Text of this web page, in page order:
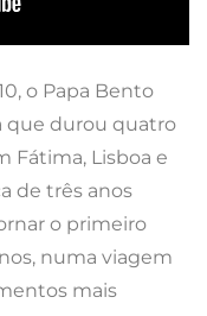
o Papa Bento
que durou quatro
Fátima, Lisboa e
de três anos
o primeiro
numa viagem
mais